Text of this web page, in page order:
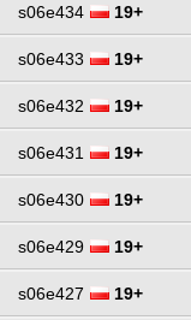
s06e434 19+
s06e433 19+
s06e432 19+
s06e431 19+
s06e430 19+
s06e429 19+
s06e427 19+